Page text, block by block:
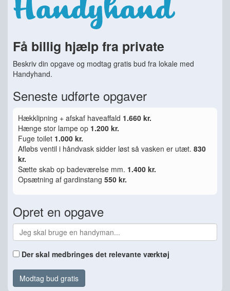
Få billig hjælp fra private
Beskriv din opgave og modtag gratis bud fra lokale med
Handyhand.
Seneste udførte opgaver
Hækklipning + afskaf haveaffald 1.660 kr.
Hænge stor lampe op 1.200 kr.
Fuge toilet 1.000 kr.
Afløbs ventil i håndvask sidder løst så vasken er utæt. 830
kr.
Sætte skab op badeværelse mm. 1.400 kr.
Opsætning af gardinstang 550 kr.
Opret en opgave
Der skal medbringes det relevante værktøj
Modtag bud gratis